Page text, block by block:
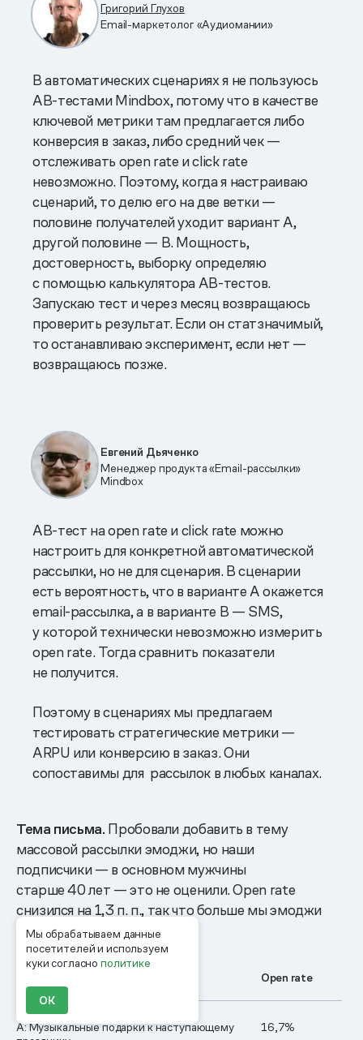
Мы обрабатываем данные
посетителей и используем
куки согласнополитике
ОК
Григорий Глухов
Email-маркетолог «Аудиомании»
В автоматических сценариях я не пользуюсь
AB-тестами Mindbox, потому что в качестве
ключевой метрики там предлагается либо
конверсия в заказ, либо средний чек —
отслеживать open rate и click rate
невозможно. Поэтому, когда я настраиваю
сценарий, то делю его на две ветки —
половине получателей уходит вариант А,
другой половине — B. Мощность,
достоверность, выборку определяю
с помощью калькулятора AB-тестов.
Запускаю тест и через месяц возвращаюсь
проверить результат. Если он статзначимый,
то останавливаю эксперимент, если нет —
возвращаюсь позже.
Евгений Дьяченко
Менеджер продукта «Email-рассылки»
Mindbox
AB-тест на open rate и click rate можно
настроить для конкретной автоматической
рассылки, но не для сценария. В сценарии
есть вероятность, что в варианте А окажется
email-рассылка, а в варианте B — SMS,
у которой технически невозможно измерить
open rate. Тогда сравнить показатели
не получится.
Поэтому в сценариях мы предлагаем
тестировать стратегические метрики —
ARPU или конверсию в заказ. Они
сопоставимы для рассылок в любых каналах.
Тема письма. Пробовали добавить в тему
массовой рассылки эмоджи, но наши
подписчики — в основном мужчины
старше 40 лет — это не оценили. Open rate
снизился на 1,3 п. п., так что больше мы эмоджи
не используем.
Open rate
А: Музыкальные подарки к наступающему
16,7%